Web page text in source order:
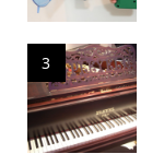
3